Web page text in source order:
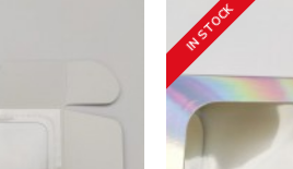
IN STOCK